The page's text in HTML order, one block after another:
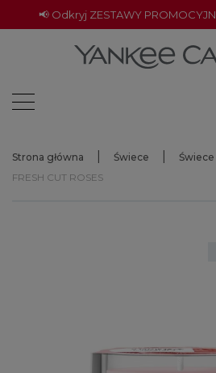
📢 Odkryj ZESTAWY
Strona główna Świece
FRESH CUT ROSES